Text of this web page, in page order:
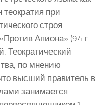
при
строя
Апиона» (94 г.
Теократический
по мнению
высший правитель в
занимается